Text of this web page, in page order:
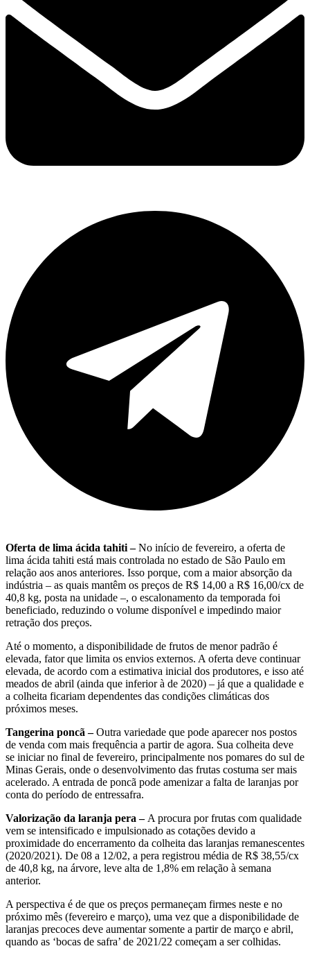
Oferta de lima ácida tahiti –No início de fevereiro, a oferta de
lima ácida tahiti está mais controlada no estado de São Paulo em
relação aos anos anteriores. Isso porque, com a maior absorção da
indústria – as quais mantêm os preços de R$ 14,00 a R$ 16,00/cx de
40,8 kg, posta na unidade –, o escalonamento da temporada foi
beneficiado, reduzindo o volume disponível e impedindo maior
retração dos preços.
Até o momento, a disponibilidade de frutos de menor padrão é
elevada, fator que limita os envios externos. A oferta deve continuar
elevada, de acordo com a estimativa inicial dos produtores, e isso até
meados de abril (ainda que inferior à de 2020) – já que a qualidade e
a colheita ficariam dependentes das condições climáticas dos
próximos meses.
Tangerina poncã –Outra variedade que pode aparecer nos postos
de venda com mais frequência a partir de agora. Sua colheita deve
se iniciar no final de fevereiro, principalmente nos pomares do sul de
Minas Gerais, onde o desenvolvimento das frutas costuma ser mais
acelerado. A entrada de poncã pode amenizar a falta de laranjas por
conta do período de entressafra.
Valorização da laranja pera – A procura por frutas com qualidade
vem se intensificado e impulsionado as cotações devido a
proximidade do encerramento da colheita das laranjas remanescentes
(2020/2021). De 08 a 12/02, a pera registrou média de R$ 38,55/cx
de 40,8 kg, na árvore, leve alta de 1,8% em relação à semana
anterior.
A perspectiva é de que os preços permaneçam firmes neste e no
próximo mês (fevereiro e março), uma vez que a disponibilidade de
laranjas precoces deve aumentar somente a partir de março e abril,
quando as ‘bocas de safra’ de 2021/22 começam a ser colhidas.